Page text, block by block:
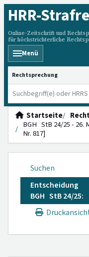
HRR-
Online-Zeitschrift und
für höchstrichterliche
Menü
HRRS durchsuchen
Startseite
BGH StB 24/25 - 26.
Nr. 817]
Suchen
Entscheidung
BGH StB 24/25: